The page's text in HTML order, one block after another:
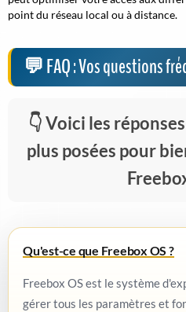
point du réseau local ou à distance.
FAQ : Vos questions
Voici les
plus posées pour
Qu'est-ce que Freebox OS ?
Freebox OS est le système
gérer tous les paramètres et